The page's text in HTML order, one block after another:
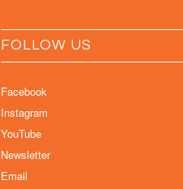
FOLLOW US
Facebook
Instagram
YouTube
Newsletter
Email